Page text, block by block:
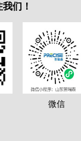
微信
们！